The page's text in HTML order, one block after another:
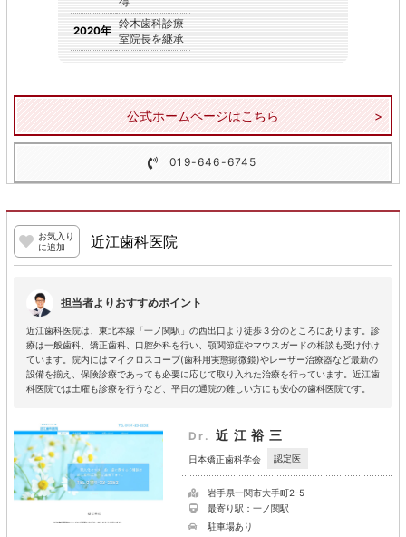
2020年
鈴木歯科診療
室院長を継承
公式ホームページはこちら
019-646-6745
お気入り
に追加
近江歯科医院
担当者よりおすすめポイント
近江歯科医院は、東北本線「一ノ関駅」の西出口より徒歩３分のところにあります。診
療は一般歯科、矯正歯科、口腔外科を行い、顎関節症やマウスガードの相談も受け付け
ています。院内にはマイクロスコープ(歯科用実態顕微鏡)やレーザー治療器など最新の
設備を揃え、保険診療であっても必要に応じて取り入れた治療を行っています。近江歯
科医院では土曜も診療を行うなど、平日の通院の難しい方にも安心の歯科医院です。
Dr. 近江裕三
日本矯正歯科学会 認定医
岩手県一関市大手町2-5
最寄り駅：一ノ関駅
駐車場あり